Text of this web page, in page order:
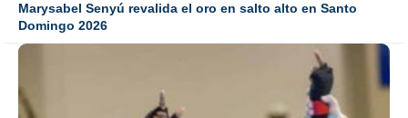
Marysabel Senyú revalida el oro en salto alto en Santo
Domingo 2026